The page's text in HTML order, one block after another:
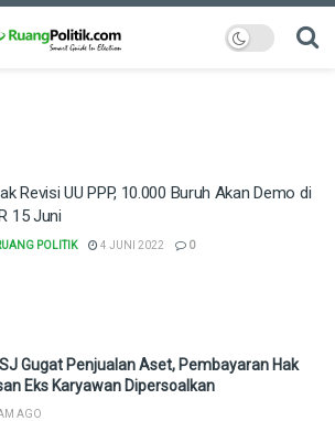
Revisi UU PPP, 10.000 Buruh Akan Demo di
15 Juni
POLITIK 4 JUNI 2022 0
Gugat Penjualan Aset, Pembayaran Hak
Eks Karyawan Dipersoalkan
AGO